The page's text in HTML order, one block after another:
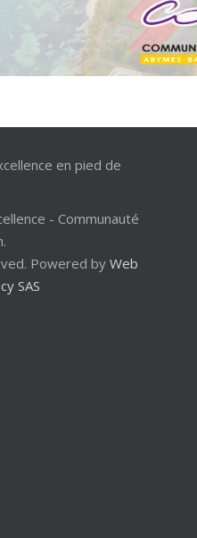
- Communauté
Powered by Web
SAS